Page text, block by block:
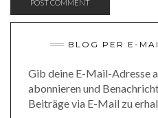
BLOG PER E-
Gib deine E-Mail-Adresse
abonnieren und
Beiträge via E-Mail zu